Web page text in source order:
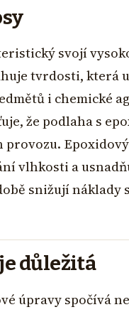
svojí
tvrdosti, která
i chemické
že podlaha s
provozu.
vlhkosti a
snižují náklady
důležitá
úpravy spočívá